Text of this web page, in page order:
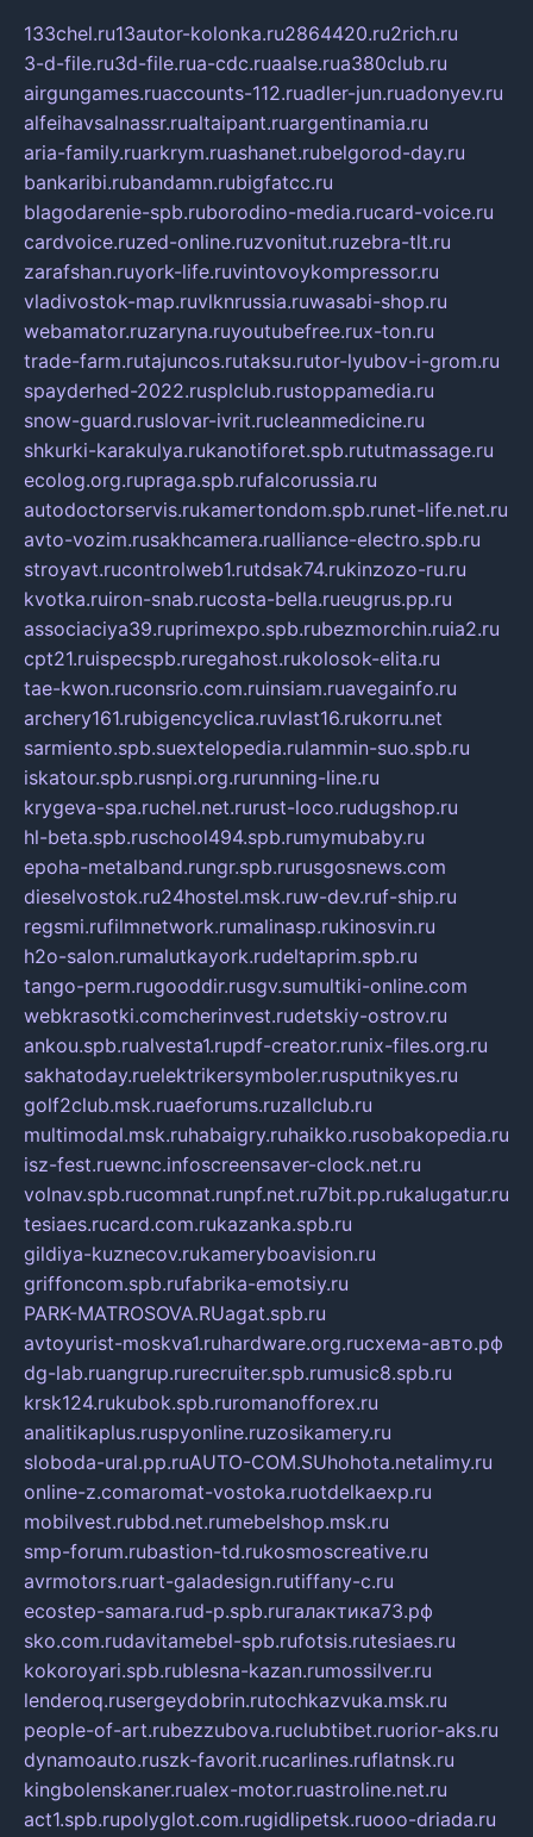
133chel.ru13autor-kolonka.ru2864420.ru2rich.ru
3-d-file.ru3d-file.rua-cdc.ruaalse.rua380club.ru
airgungames.ruaccounts-112.ruadler-jun.ruadonyev.ru
alfeihavsalnassr.rualtaipant.ruargentinamia.ru
aria-family.ruarkrym.ruashanet.rubelgorod-day.ru
bankaribi.rubandamn.rubigfatcc.ru
blagodarenie-spb.ruborodino-media.rucard-voice.ru
cardvoice.ruzed-online.ruzvonitut.ruzebra-tlt.ru
zarafshan.ruyork-life.ruvintovoykompressor.ru
vladivostok-map.ruvlknrussia.ruwasabi-shop.ru
webamator.ruzaryna.ruyoutubefree.rux-ton.ru
trade-farm.rutajuncos.rutaksu.rutor-lyubov-i-grom.ru
spayderhed-2022.rusplclub.rustoppamedia.ru
snow-guard.ruslovar-ivrit.rucleanmedicine.ru
shkurki-karakulya.rukanotiforet.spb.rututmassage.ru
ecolog.org.rupraga.spb.rufalcorussia.ru
autodoctorservis.rukamertondom.spb.runet-life.net.ru
avto-vozim.rusakhcamera.rualliance-electro.spb.ru
stroyavt.rucontrolweb1.rutdsak74.rukinzozo-ru.ru
kvotka.ruiron-snab.rucosta-bella.rueugrus.pp.ru
associaciya39.ruprimexpo.spb.rubezmorchin.ruia2.ru
cpt21.ruispecspb.ruregahost.rukolosok-elita.ru
tae-kwon.ruconsrio.com.ruinsiam.ruavegainfo.ru
archery161.rubigencyclica.ruvlast16.rukorru.net
sarmiento.spb.suextelopedia.rulammin-suo.spb.ru
iskatour.spb.rusnpi.org.rurunning-line.ru
krygeva-spa.ruchel.net.rurust-loco.rudugshop.ru
hl-beta.spb.ruschool494.spb.rumymubaby.ru
epoha-metalband.rungr.spb.rurusgosnews.com
dieselvostok.ru24hostel.msk.ruw-dev.ruf-ship.ru
regsmi.rufilmnetwork.rumalinasp.rukinosvin.ru
h2o-salon.rumalutkayork.rudeltaprim.spb.ru
tango-perm.rugooddir.rusgv.sumultiki-online.com
webkrasotki.comcherinvest.rudetskiy-ostrov.ru
ankou.spb.rualvesta1.rupdf-creator.runix-files.org.ru
sakhatoday.ruelektrikersymboler.rusputnikyes.ru
golf2club.msk.ruaeforums.ruzallclub.ru
multimodal.msk.ruhabaigry.ruhaikko.rusobakopedia.ru
isz-fest.ruewnc.infoscreensaver-clock.net.ru
volnav.spb.rucomnat.runpf.net.ru7bit.pp.rukalugatur.ru
tesiaes.rucard.com.rukazanka.spb.ru
gildiya-kuznecov.rukameryboavision.ru
griffoncom.spb.rufabrika-emotsiy.ru
PARK-MATROSOVA.RUagat.spb.ru
avtoyurist-moskva1.ruhardware.org.ruсхема-авто.рф
dg-lab.ruangrup.rurecruiter.spb.rumusic8.spb.ru
krsk124.rukubok.spb.ruromanofforex.ru
analitikaplus.ruspyonline.ruzosikamery.ru
sloboda-ural.pp.ruAUTO-COM.SUhohota.netalimy.ru
online-z.comaromat-vostoka.ruotdelkaexp.ru
mobilvest.rubbd.net.rumebelshop.msk.ru
smp-forum.rubastion-td.rukosmoscreative.ru
avrmotors.ruart-galadesign.rutiffany-c.ru
ecostep-samara.rud-p.spb.ruгалактика73.рф
sko.com.rudavitamebel-spb.rufotsis.rutesiaes.ru
kokoroyari.spb.rublesna-kazan.rumossilver.ru
lenderoq.rusergeydobrin.rutochkazvuka.msk.ru
people-of-art.rubezzubova.ruclubtibet.ruorior-aks.ru
dynamoauto.ruszk-favorit.rucarlines.ruflatnsk.ru
kingbolenskaner.rualex-motor.ruastroline.net.ru
act1.spb.rupolyglot.com.rugidlipetsk.ruooo-driada.ru